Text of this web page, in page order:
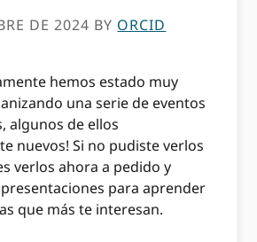
DE 2024 BY ORCID
hemos estado muy
una serie de eventos
algunos de ellos
nuevos! Si no pudiste verlos
verlos ahora a pedido y
para aprender
que más te interesan.